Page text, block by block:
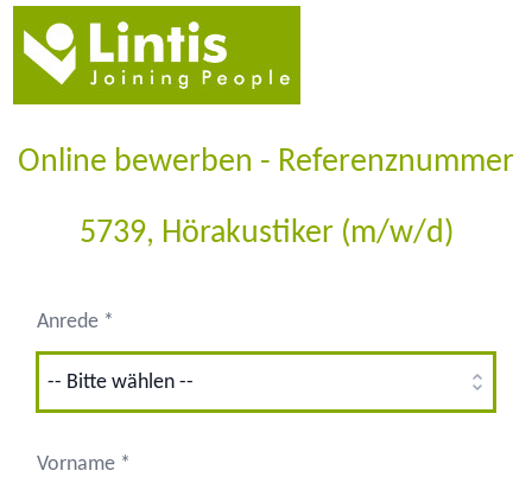
Online bewerben - Referenznummer
5739, Hörakustiker (m/w/d)
Anrede *
Vorname *